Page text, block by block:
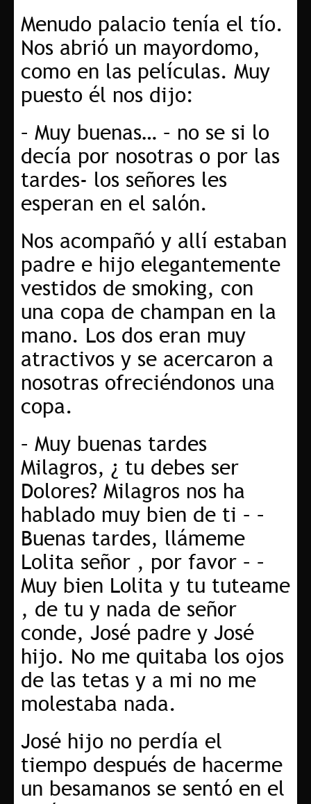
Menudo palacio tenía el tío.
Nos abrió un mayordomo,
como en las películas. Muy
puesto él nos dijo:
– Muy buenas… – no se si lo
decía por nosotras o por las
tardes- los señores les
esperan en el salón.
Nos acompañó y allí estaban
padre e hijo elegantemente
vestidos de smoking, con
una copa de champan en la
mano. Los dos eran muy
atractivos y se acercaron a
nosotras ofreciéndonos una
copa.
– Muy buenas tardes
Milagros, ¿ tu debes ser
Dolores? Milagros nos ha
hablado muy bien de ti – –
Buenas tardes, llámeme
Lolita señor , por favor – –
Muy bien Lolita y tu tuteame
, de tu y nada de señor
conde, José padre y José
hijo. No me quitaba los ojos
de las tetas y a mi no me
molestaba nada.
José hijo no perdía el
tiempo después de hacerme
un besamanos se sentó en el